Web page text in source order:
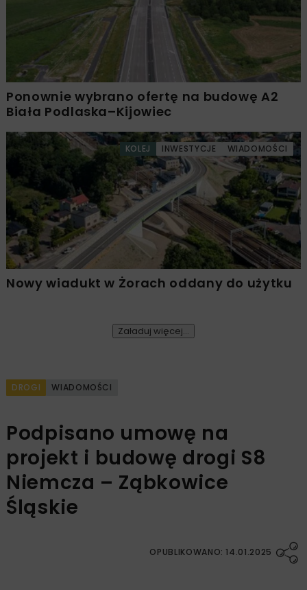
Ponownie wybrano ofertę na budowę A2
Biała Podlaska–Kijowiec
KOLEJ INWESTYCJE WIADOMOŚCI
Nowy wiadukt w Żorach oddany do użytku
Załaduj więcej...
DROGI WIADOMOŚCI
Podpisano umowę na
projekt i budowę drogi S8
Niemcza – Ząbkowice
Śląskie
OPUBLIKOWANO: 14.01.2025